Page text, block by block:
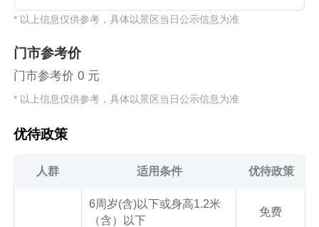
* 以上信息仅供参考，具体以景区当日公示信息为准
门市参考价
门市参考价 0 元
* 以上信息仅供参考，具体以景区当日公示信息为准
优待政策
人群 适用条件 优待政策
6周岁(含)以下或身高1.2米
（含）以下
免费